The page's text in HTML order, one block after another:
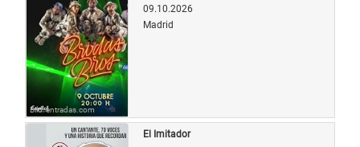
Bild: entradas.com
09.10.2026
Madrid
El Imitador